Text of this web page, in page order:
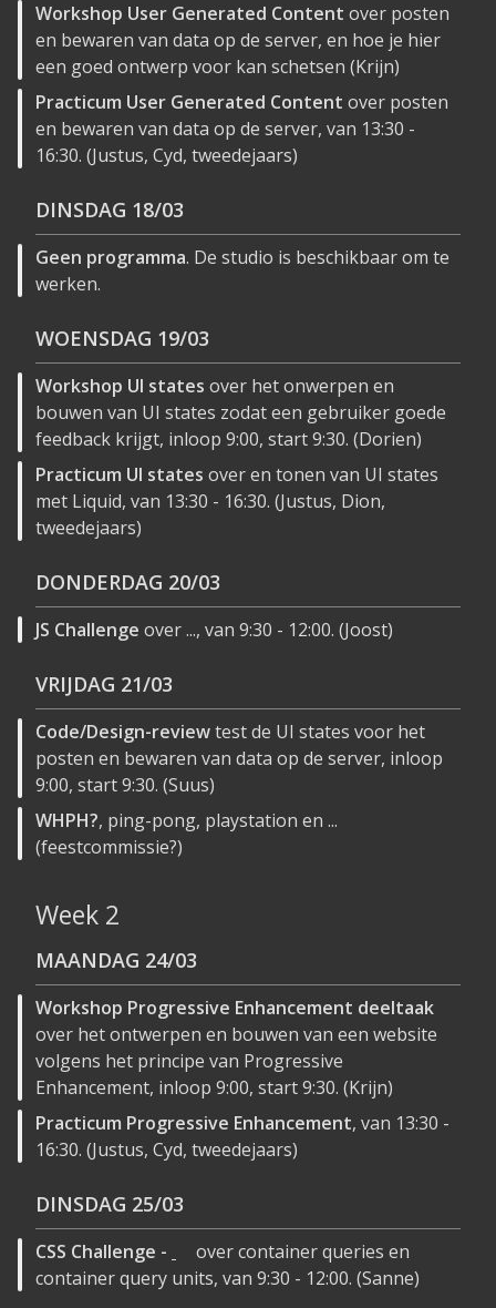
Workshop User Generated Content over posten
en bewaren van data op de server, en hoe je hier
een goed ontwerp voor kan schetsen (Krijn)
Practicum User Generated Content over posten
en bewaren van data op de server, van 13:30 -
16:30. (Justus, Cyd, tweedejaars)
DINSDAG 18/03
Geen programma. De studio is beschikbaar om te
werken.
WOENSDAG 19/03
Workshop UI states over het onwerpen en
bouwen van UI states zodat een gebruiker goede
feedback krijgt, inloop 9:00, start 9:30. (Dorien)
Practicum UI states over en tonen van UI states
met Liquid, van 13:30 - 16:30. (Justus, Dion,
tweedejaars)
DONDERDAG 20/03
JS Challenge over ..., van 9:30 - 12:00. (Joost)
VRIJDAG 21/03
Code/Design-reviewtest de UI states voor het
posten en bewaren van data op de server, inloop
9:00, start 9:30. (Suus)
WHPH?, ping-pong, playstation en ...
(feestcommissie?)
Week 2
MAANDAG 24/03
Workshop Progressive Enhancement deeltaak
over het ontwerpen en bouwen van een website
volgens het principe van Progressive
Enhancement, inloop 9:00, start 9:30. (Krijn)
Practicum Progressive Enhancement, van 13:30 -
16:30. (Justus, Cyd, tweedejaars)
DINSDAG 25/03
CSS Challenge -
over container queries en
container query units, van 9:30 - 12:00. (Sanne)